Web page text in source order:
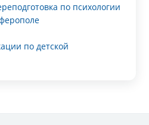
по психологии
по детской